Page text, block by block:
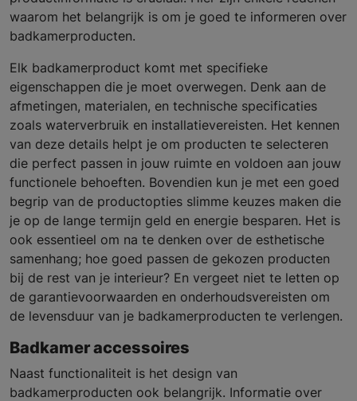
waarom het belangrijk is om je goed te informeren over
badkamerproducten.
Elk badkamerproduct komt met specifieke
eigenschappen die je moet overwegen. Denk aan de
afmetingen, materialen, en technische specificaties
zoals waterverbruik en installatievereisten. Het kennen
van deze details helpt je om producten te selecteren
die perfect passen in jouw ruimte en voldoen aan jouw
functionele behoeften. Bovendien kun je met een goed
begrip van de productopties slimme keuzes maken die
je op de lange termijn geld en energie besparen. Het is
ook essentieel om na te denken over de esthetische
samenhang; hoe goed passen de gekozen producten
bij de rest van je interieur? En vergeet niet te letten op
de garantievoorwaarden en onderhoudsvereisten om
de levensduur van je badkamerproducten te verlengen.
Badkamer accessoires
Naast functionaliteit is het design van
badkamerproducten ook belangrijk. Informatie over